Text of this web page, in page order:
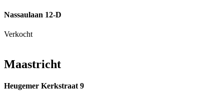
Nassaulaan 12-D
Verkocht
Maastricht
Heugemer Kerkstraat 9